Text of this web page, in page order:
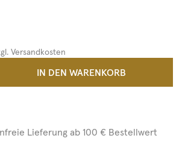
Versandkosten
Gib den
IN DEN WARENKORB
Lieferung ab 100 € Bestellwert